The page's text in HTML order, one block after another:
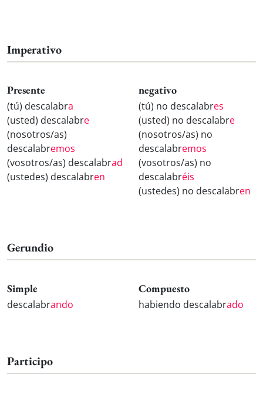
Imperativo
Presente
(tú) descalabra
(usted) descalabre
(nosotros/as)
descalabremos
(vosotros/as) descalabrad
(ustedes) descalabren
negativo
(tú) no descalabres
(usted) no descalabre
(nosotros/as) no
descalabremos
(vosotros/as) no
descalabréis
(ustedes) no descalabren
Gerundio
Simple
descalabrando
Compuesto
habiendo descalabrado
Participo